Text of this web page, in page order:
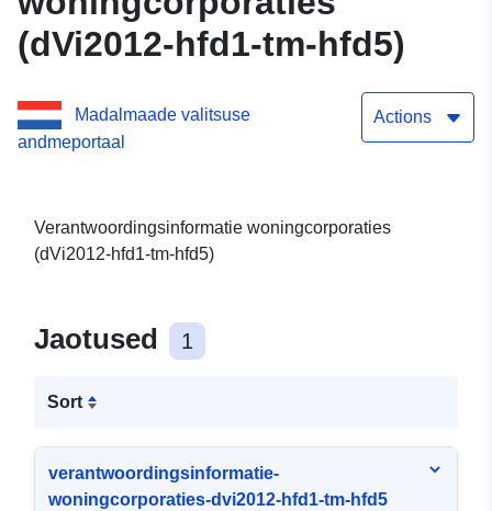
(dVi2012-hfd1-tm-hfd5)
Madalmaade valitsuse
andmeportaal
Actions
Verantwoordingsinformatie woningcorporaties
(dVi2012-hfd1-tm-hfd5)
Jaotused 1
Sort
verantwoordingsinformatie-
woningcorporaties-dvi2012-hfd1-tm-hfd5